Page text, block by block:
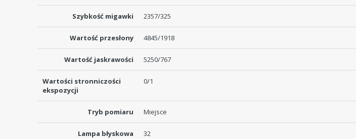
Szybkość migawki 2357/325
Wartość przesłony 4845/1918
Wartość jaskrawości 5250/767
Wartości stronniczości
ekspozycji
0/1
Tryb pomiaru Miejsce
Lampa błyskowa 32